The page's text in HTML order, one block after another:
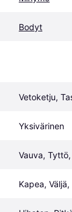
Bodyt
Vetoketju,
Yksivärinen
Vauva,
Kapea,